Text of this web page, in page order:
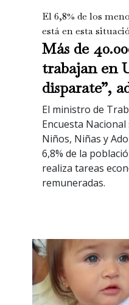
El 6,8% de los
está en esta
Más de
trabajan en
disparate”,
El ministro de
Encuesta
Niños, Niñas y
6,8% de la
realiza tareas
remuneradas.